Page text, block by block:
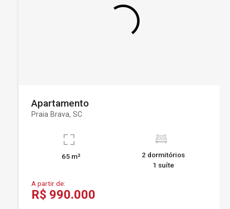
Apartamento
Praia Brava, SC
65 m²
2 dormitórios
1 suíte
A partir de:
R$ 990.000